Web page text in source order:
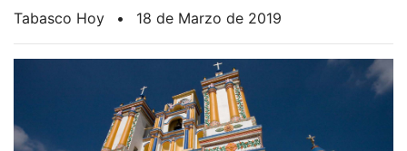
Tabasco Hoy • 18 de Marzo de 2019